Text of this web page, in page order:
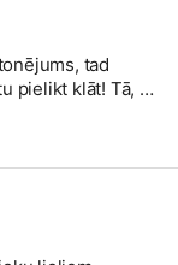
tad
pielikt klāt! Tā, ka
tālruni -
jautājumiem!